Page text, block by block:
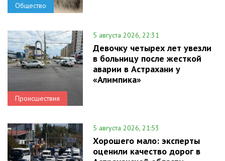
Общество
Происшествия
5 августа 2026, 22:31
Девочку четырех лет увезли
в больницу после жесткой
аварии в Астрахани у
«Алимпика»
5 августа 2026, 21:53
Хорошего мало: эксперты
оценили качество дорог в